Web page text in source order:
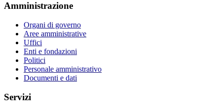
Amministrazione
Organi di governo
Aree amministrative
Uffici
Enti e fondazioni
Politici
Personale amministrativo
Documenti e dati
Servizi